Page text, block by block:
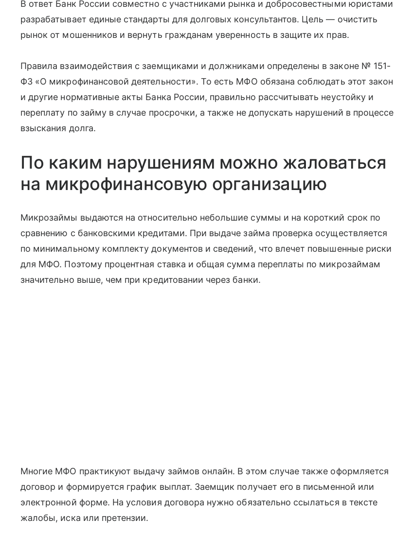
В ответ Банк России совместно с участниками рынка и добросовестными юристами
разрабатывает единые стандарты для долговых консультантов. Цель — очистить
рынок от мошенников и вернуть гражданам уверенность в защите их прав.
Правила взаимодействия с заемщиками и должниками определены в законе № 151-
ФЗ «О микрофинансовой деятельности». То есть МФО обязана соблюдать этот закон
и другие нормативные акты Банка России, правильно рассчитывать неустойку и
переплату по займу в случае просрочки, а также не допускать нарушений в процессе
взыскания долга.
По каким нарушениям можно жаловаться
на микрофинансовую организацию
Микрозаймы выдаются на относительно небольшие суммы и на короткий срок по
сравнению с банковскими кредитами. При выдаче займа проверка осуществляется
по минимальному комплекту документов и сведений, что влечет повышенные риски
для МФО. Поэтому процентная ставка и общая сумма переплаты по микрозаймам
значительно выше, чем при кредитовании через банки.
Многие МФО практикуют выдачу займов онлайн. В этом случае также оформляется
договор и формируется график выплат. Заемщик получает его в письменной или
электронной форме. На условия договора нужно обязательно ссылаться в тексте
жалобы, иска или претензии.